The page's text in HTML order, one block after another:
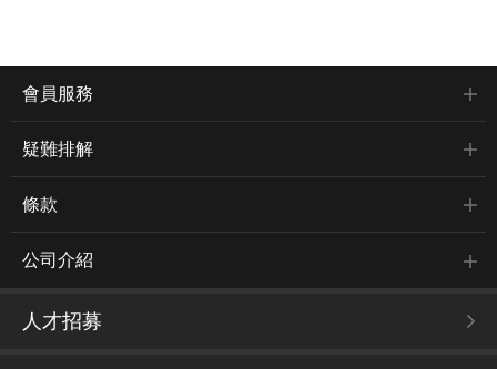
會員服務
疑難排解
條款
公司介紹
人才招募